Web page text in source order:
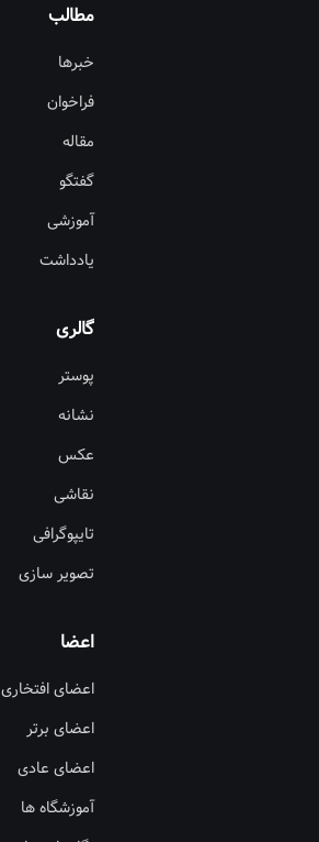
مطالب
خبرها
فراخوان
مقاله
گفتگو
آموزشی
یادداشت
گالری
پوستر
نشانه
عکس
نقاشی
تایپوگرافی
تصویر سازی
اعضا
اعضای افتخاری
اعضای برتر
اعضای عادی
آموزشگاه ها